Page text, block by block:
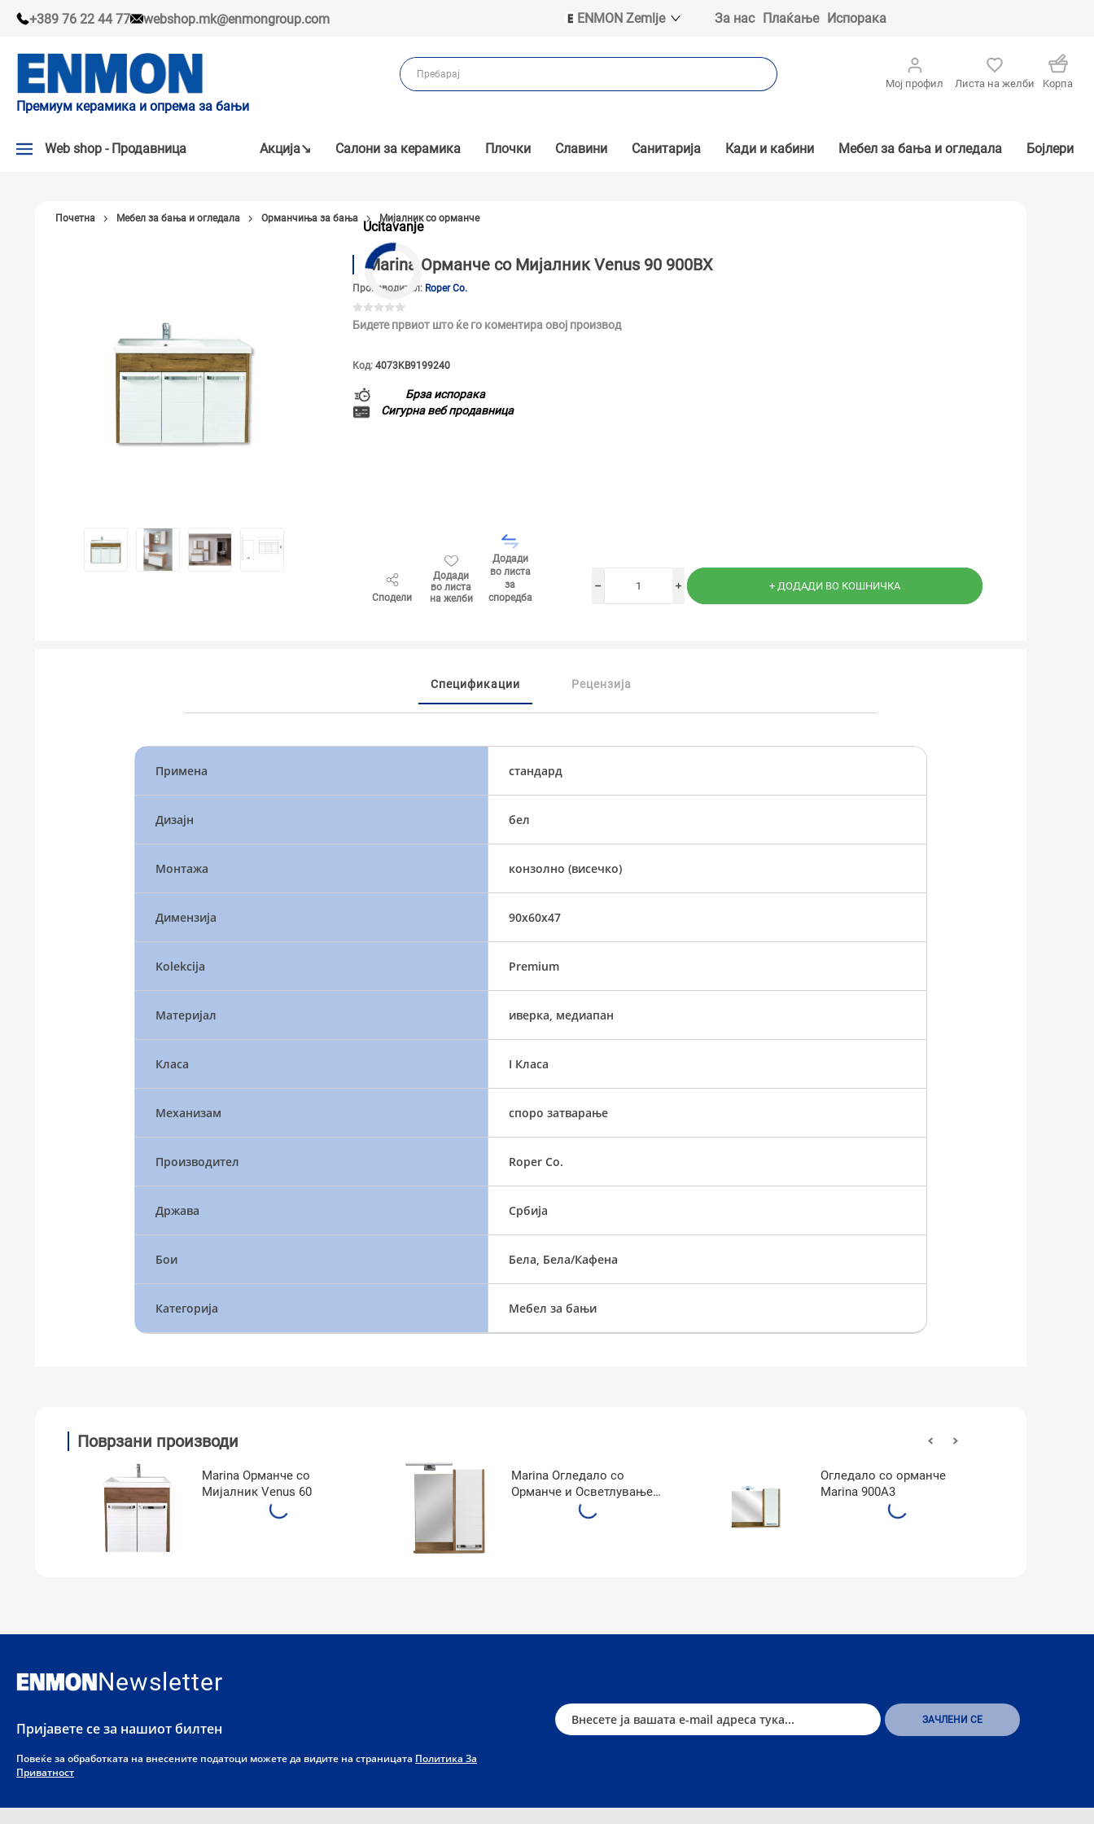
+389 76 22 44 77 webshop.mk@enmongroup.com
ENMON Zemlje
ENMON BIH
ENMON MKD
За нас Плаќање Испорака
Премиум керамика и опрема за бањи
Мој профил Листа на желби Kорпа
Web shop - Продавница
НАШИ ПРЕПОРАКИ
САНИТАРИЈА
МАТЕРИЈАЛИ ЗА ВГРАДУВАЊЕ НА КЕРАМИКА
Акцијa↘ Салони за керамика Плочки Славини Санитарија Кади и кабини Мебел за бања и огледала Бојлери
Ucitavanje
Почетна Мебел за бања и огледала Орманчиња за бања Мијалник со орманче
Marina Орманче со Мијалник Venus 90 900BX
Производител: Roper Co.
Бидете првиот што ќе го коментира овој производ
Код: 4073KB9199240
Брза испорака
Сигурна веб продавница
Сподели
Додади
во листа
на желби
Додади
во листа
за
споредба
i
h
Спецификации Рецензија
Примена стандард
Дизајн бел
Монтажа конзолно (висечко)
Димензија 90x60x47
Kolekcija Premium
Материјал иверка, медиапан
Класа I Класа
Механизам споро затварање
Производител Roper Co.
Држава Србија
Бои Бела, Бела/Кафена
Категорија Мебел за бањи
Поврзани производи
Marina Орманче со
Мијалник Venus 60
Marina Огледало со
Орманче и Осветлување
Огледало со орманче
Marina 900A3
Newsletter
Пријавете се за нашиот билтен
Повеќе за обработката на внесените податоци можете да видите на страницата Политика За
Приватност